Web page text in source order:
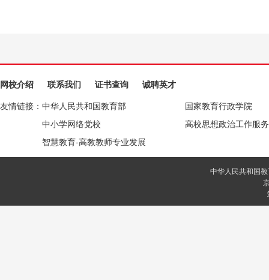
网校介绍 联系我们 证书查询
诚聘英才
友情链接： 中华人民共和国教育部
国家教育行政学院
中小学网络党校
高校思想政治工作服
智慧教育-高教教师专业发展
中华人民共和国